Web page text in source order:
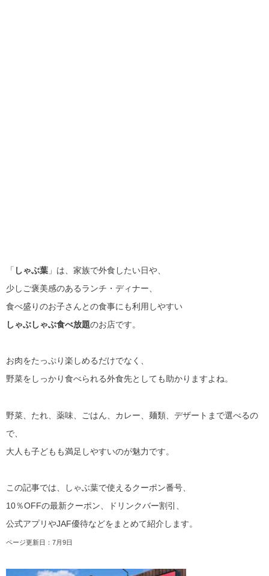
「 しゃぶ葉 」は、家族で外食したい日や、
少しご褒美感のあるランチ・ディナー、
食べ盛りのお子さんとの食事にも利用しやすい
しゃぶしゃぶ食べ放題のお店です。
お肉をたっぷり楽しめるだけでなく、
野菜をしっかり食べられる外食先としても助かりますよね。
野菜、たれ、薬味、ごはん、カレー、麺類、デザートまで選べるの
で、
大人も子どもも満足しやすいのが魅力です。
この記事では、しゃぶ葉で使えるクーポン番号、
10％OFFの最新クーポン、ドリンクバー割引、
公式アプリやJAF優待などをまとめて紹介します。
ページ更新日：7月9日